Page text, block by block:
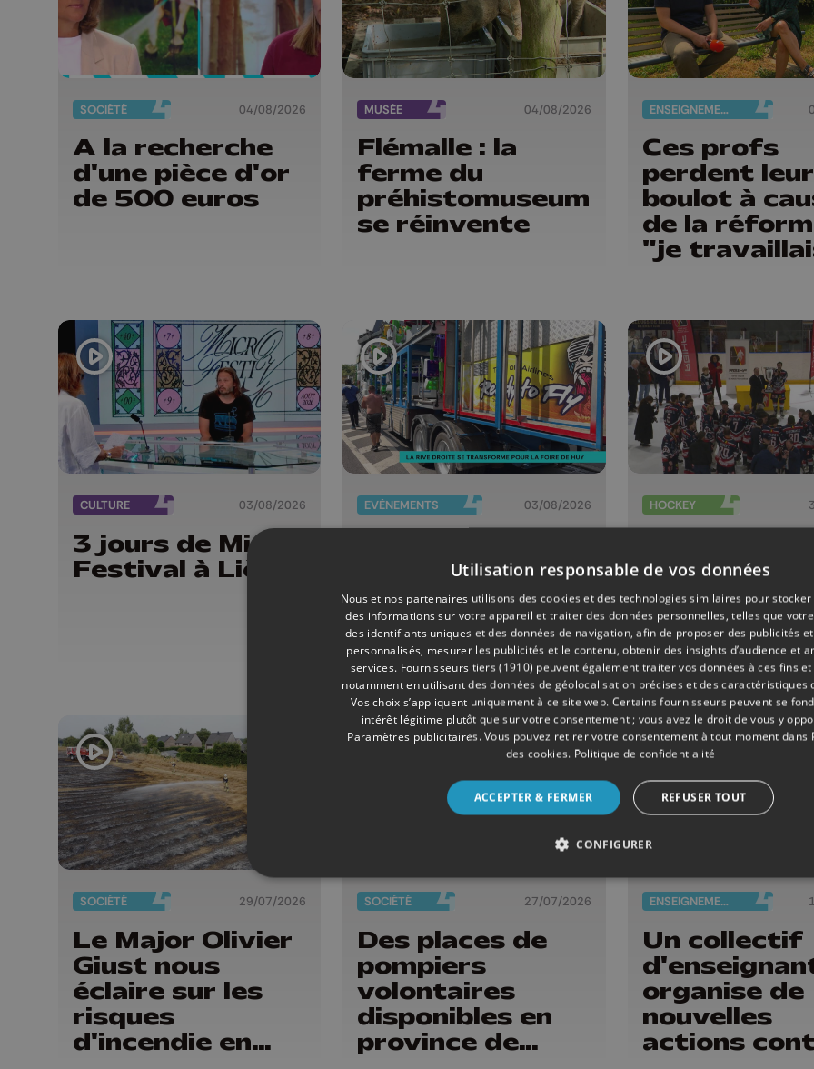
SOCIÉTÉ 04/08/2026
A la recherche
d'une pièce d'or
de 500 euros
MUSÉE 04/08/2026
Flémalle : la
ferme du
préhistomuseum
se réinvente
ENSEIGNEMENT
Ces profs
perdent leur
boulot à
de la
"je
CULTURE 03/08/2026
3 jours de Micro
Festival à Liège
EVÈNEMENTS 03/08/2026
est de retour
HOCKEY
de Liège ont
reçu un
poignard
dos "
SOCIÉTÉ 29/07/2026
Le Major Olivier
Giust nous
éclaire sur les
risques
d'incendie en
SOCIÉTÉ 27/07/2026
Des places de
pompiers
volontaires
disponibles en
province de
ENSEIGNEMENT
Un collectif
organise de
nouvelles
actions
Utilisation responsable de vos données
Nous et nos partenaires utilisons des cookies et des technologies similaires pour
des informations sur votre appareil et traiter des données personnelles, telles que votre
des identifiants uniques et des données de navigation, afin de proposer des publicités
personnalisés, mesurer les publicités et le contenu, obtenir des insights d’audience et
services. Fournisseurs tiers (1910) peuvent également traiter vos données à ces fins et
notamment en utilisant des données de géolocalisation précises et des caractéristiques
Vos choix s’appliquent uniquement à ce site web. Certains fournisseurs peuvent se
intérêt légitime plutôt que sur votre consentement ; vous avez le droit de vous y
Paramètres publicitaires. Vous pouvez retirer votre consentement à tout moment dans
des cookies. Politique de confidentialité
ACCEPTER & FERMER REFUSER TOUT
CONFIGURER